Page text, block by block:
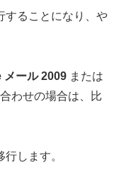
することになり、や
ール 2009 または
わせの場合は、比
します。